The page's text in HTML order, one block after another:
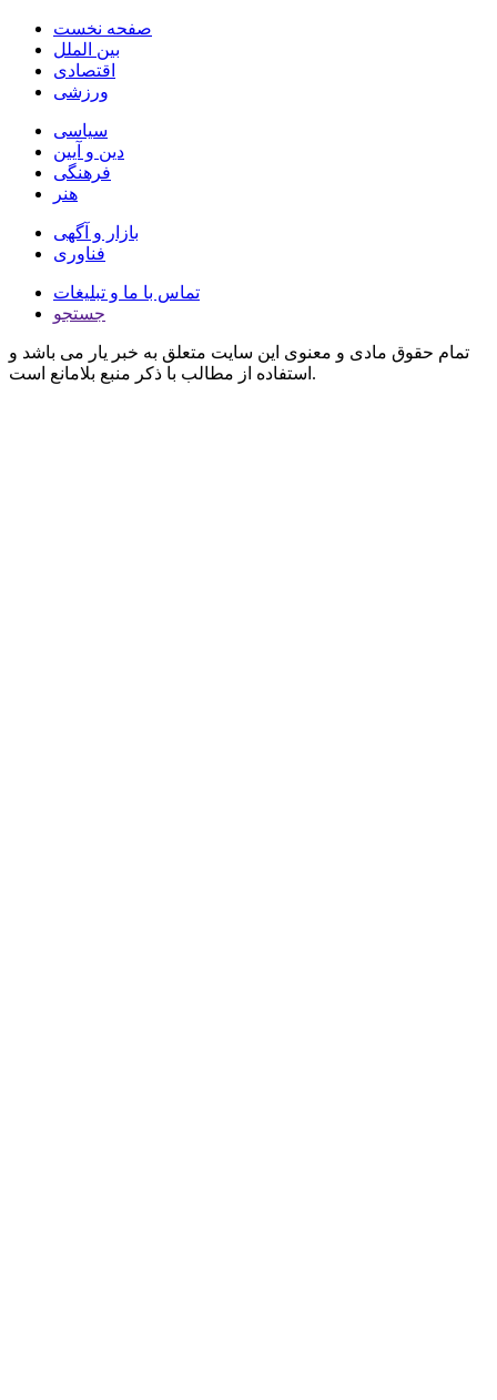
صفحه نخست
بین الملل
اقتصادی
ورزشی
سیاسی
دین و آیین
فرهنگی
هنر
بازار و آگهی
فناوری
تماس با ما و تبلیغات
جستجو
تمام حقوق مادی و معنوی این سایت متعلق به خبر یار می باشد و
استفاده از مطالب با ذکر منبع بلامانع است.